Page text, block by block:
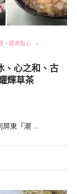
。麵食點心
心之和、古
輝草茶
屏東「潮 …